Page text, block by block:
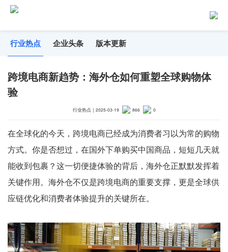
行业热点 企业头条 版本更新
跨境电商新趋势：海外仓如何重塑全球购物体
验
行业热点 ｜ 2025-03-19 866 0
在全球化的今天，跨境电商已经成为消费者习以为常的购物
方式。你是否想过，在国外下单购买中国商品，短短几天就
能收到包裹？这一切便捷体验的背后，海外仓正默默发挥着
关键作用。海外仓不仅是跨境电商的重要支撑，更是全球供
应链优化和消费者体验提升的关键所在。